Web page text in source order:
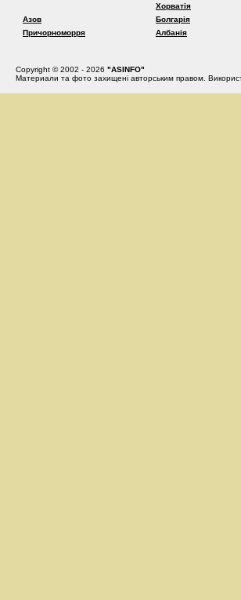
Азов
Причорноморря
Хорватія
Болгарія
Албанія
Copyright © 2002 - 2026 "ASINFO"
Материали та фото захищені авторським правом.